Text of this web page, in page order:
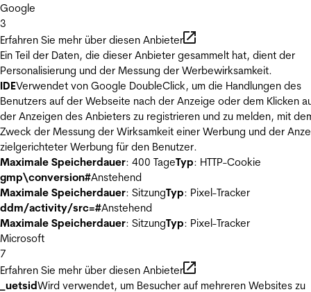
Google
3
Erfahren Sie mehr über diesen Anbieter
Ein Teil der Daten, die dieser Anbieter gesammelt hat, dient der
Personalisierung und der Messung der Werbewirksamkeit.
IDEVerwendet von Google DoubleClick, um die Handlungen des
Benutzers auf der Webseite nach der Anzeige oder dem Klicken
der Anzeigen des Anbieters zu registrieren und zu melden, mit
Zweck der Messung der Wirksamkeit einer Werbung und der
zielgerichteter Werbung für den Benutzer.
Maximale Speicherdauer: 400 TageTyp: HTTP-Cookie
gmp\conversion#Anstehend
Maximale Speicherdauer: SitzungTyp: Pixel-Tracker
ddm/activity/src=#Anstehend
Maximale Speicherdauer: SitzungTyp: Pixel-Tracker
Microsoft
7
Erfahren Sie mehr über diesen Anbieter
_uetsidWird verwendet, um Besucher auf mehreren Websites zu